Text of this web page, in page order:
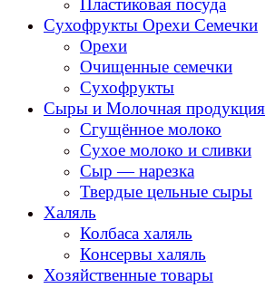
Пластиковая посуда
Сухофрукты Орехи Семечки
Орехи
Очищенные семечки
Сухофрукты
Сыры и Молочная продукция
Сгущённое молоко
Сухое молоко и сливки
Сыр — нарезка
Твердые цельные сыры
Халяль
Колбаса халяль
Консервы халяль
Хозяйственные товары